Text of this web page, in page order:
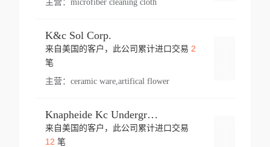
主营： microfiber cleaning cloth
K&c Sol Corp.
来自美国的客户，此公司累计进口交易 2
笔
主营： ceramic ware,artifical flower
Knapheide Kc Underground
来自美国的客户，此公司累计进口交易
12 笔